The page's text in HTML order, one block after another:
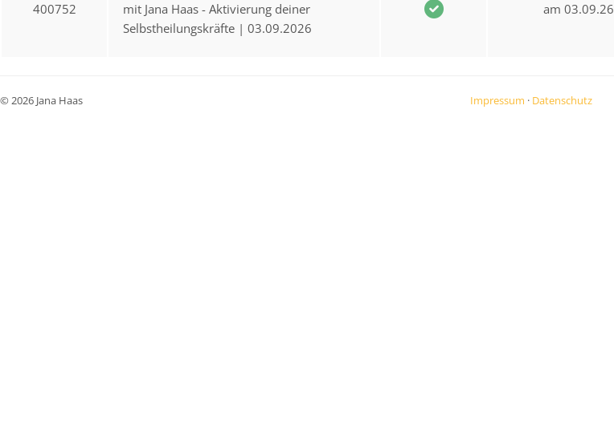
400752
mit Jana Haas - Aktivierung deiner
Selbstheilungskräfte | 03.09.2026
am 03.09.26
© 2026 Jana Haas Impressum · Datenschutz